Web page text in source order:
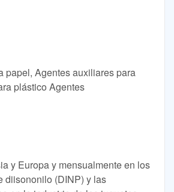
papel, Agentes auxiliares para
plástico Agentes
y Europa y mensualmente en los
diisononilo (DINP) y las